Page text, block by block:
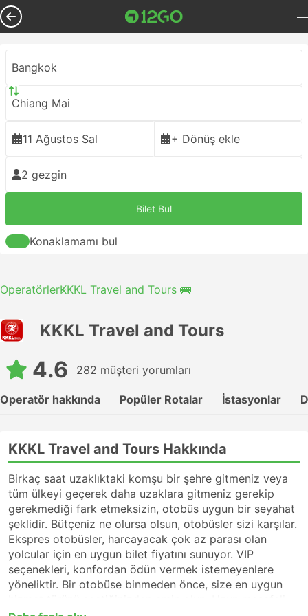
Bangkok
Chiang Mai
11 Ağustos Sal + Dönüş ekle
2 gezgin
Bilet Bul
Konaklamamı bul
OperatörlerKKKL Travel and Tours 🚌
KKKL Travel and Tours
4.6 282 müşteri yorumları
Operatör hakkında Popüler Rotalar İstasyonlar
KKKL Travel and Tours Hakkında
Birkaç saat uzaklıktaki komşu bir şehre gitmeniz veya
tüm ülkeyi geçerek daha uzaklara gitmeniz gerekip
gerekmediği fark etmeksizin, otobüs uygun bir seyahat
şeklidir. Bütçeniz ne olursa olsun, otobüsler sizi karşılar.
Ekspres otobüsler, harcayacak çok az parası olan
yolcular için en uygun bilet fiyatını sunuyor. VIP
seçenekleri, konfordan ödün vermek istemeyenlere
yöneliktir. Bir otobüse binmeden önce, size en uygun